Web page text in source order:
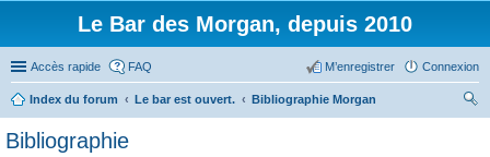
Le Bar des Morgan, depuis 2010
Accès rapide FAQ Connexion
M’enregistrer
Index du forum Le bar est ouvert.
Bibliographie Morgan
Bibliographie